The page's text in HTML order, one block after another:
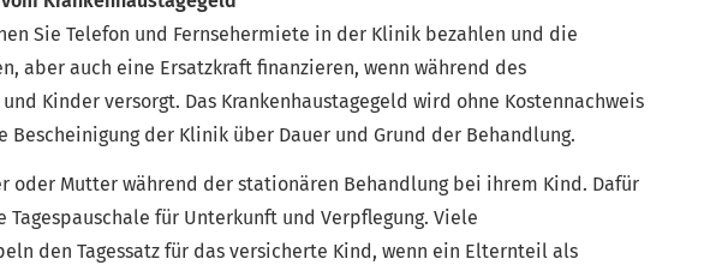
Sie Telefon und Fernsehermiete in der Klinik bezahlen und die
aber auch eine Ersatzkraft finanzieren, wenn während des
Kinder versorgt. Das Krankenhaustagegeld wird ohne Kostennachweis
der Klinik über Dauer und Grund der Behandlung.
oder Mutter während der stationären Behandlung bei ihrem Kind. Dafür
für Unterkunft und Verpflegung. Viele
den Tagessatz für das versicherte Kind, wenn ein Elternteil als